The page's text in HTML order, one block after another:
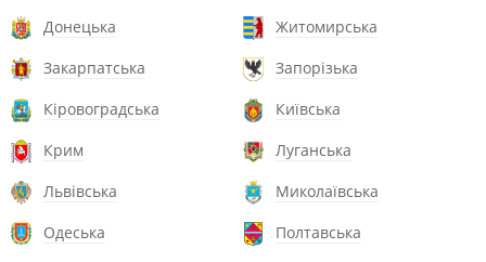
Донецька
Житомирська
Закарпатська
Запорізька
Кіровоградська
Київська
Крим
Луганська
Львівська
Миколаївська
Одеська
Полтавська